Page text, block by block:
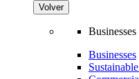
Volver
Businesses
Businesses